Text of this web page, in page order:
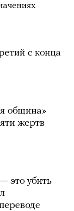
с конца
община»
жертв
это убить